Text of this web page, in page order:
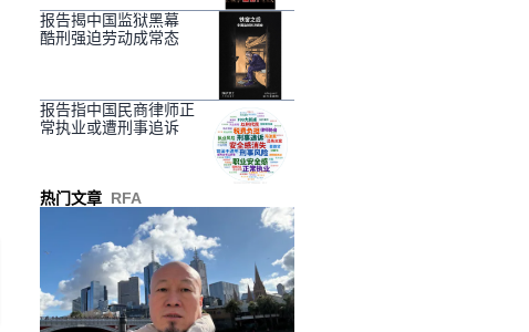
报告揭中国监狱黑幕
酷刑强迫劳动成常态
报告指中国民商律师正
常执业或遭刑事追诉
热门文章 RFA